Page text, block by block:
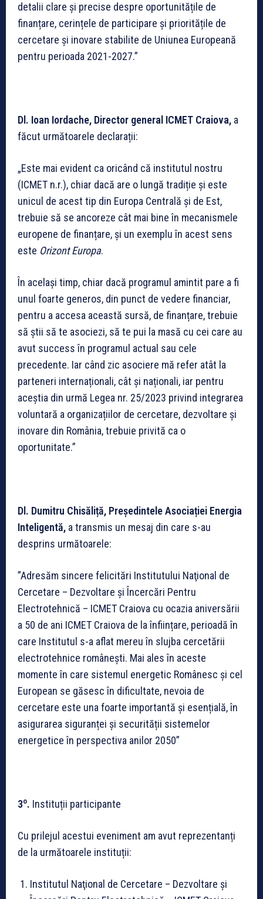
detalii clare și precise despre oportunitățile de
finanțare, cerințele de participare și prioritățile de
cercetare și inovare stabilite de Uniunea Europeană
pentru perioada 2021-2027.”
Dl. Ioan Iordache, Director general ICMET Craiova, a
făcut următoarele declarații:
„Este mai evident ca oricând că institutul nostru
(ICMET n.r.), chiar dacă are o lungă tradiție și este
unicul de acest tip din Europa Centrală și de Est,
trebuie să se ancoreze cât mai bine în mecanismele
europene de finanțare, și un exemplu în acest sens
este Orizont Europa.
În același timp, chiar dacă programul amintit pare a fi
unul foarte generos, din punct de vedere financiar,
pentru a accesa această sursă, de finanțare, trebuie
să știi să te asociezi, să te pui la masă cu cei care au
avut success în programul actual sau cele
precedente. Iar când zic asociere mă refer atât la
parteneri internaționali, cât și naționali, iar pentru
aceștia din urmă Legea nr. 25/2023 privind integrarea
voluntară a organizațiilor de cercetare, dezvoltare și
inovare din România, trebuie privită ca o
oportunitate.”
Dl. Dumitru Chisăliță, Președintele Asociației Energia
Inteligentă, a transmis un mesaj din care s-au
desprins următoarele:
”Adresăm sincere felicitări Institutului Naţional de
Cercetare – Dezvoltare și Încercări Pentru
Electrotehnică – ICMET Craiova cu ocazia aniversării
a 50 de ani ICMET Craiova de la înființare, perioadă în
care Institutul s-a aflat mereu în slujba cercetării
electrotehnice românești. Mai ales în aceste
momente în care sistemul energetic Românesc și cel
European se găsesc în dificultate, nevoia de
cercetare este una foarte importantă și esențială, în
asigurarea siguranței și securității sistemelor
energetice în perspectiva anilor 2050”
3o. Instituții participante
Cu prilejul acestui eveniment am avut reprezentanți
de la următoarele instituții:
Institutul Naţional de Cercetare – Dezvoltare și